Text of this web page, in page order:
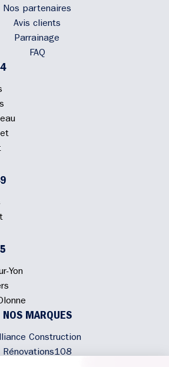
Nos partenaires
Avis clients
Parrainage
FAQ
Yon
NOS MARQUES
Construction
Rénovations108